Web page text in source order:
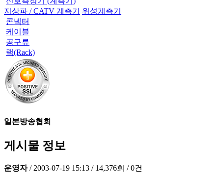
지상파 / CATV 계측기
위성계측기
콘넥터
케이블
공구류
랙(Rack)
일본방송협회
게시물 정보
운영자 / 2003-07-19 15:13 / 14,376회 / 0건